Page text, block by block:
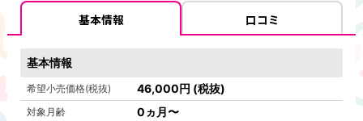
基本情報 口コミ
基本情報
希望小売価格(税抜) 46,000円 (税抜)
対象月齢 0ヵ月〜